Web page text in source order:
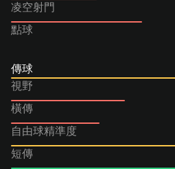
凌空射門
點球
傳球
視野
橫傳
自由球精準度
短傳